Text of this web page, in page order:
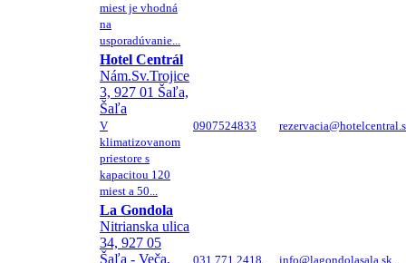
miest je vhodná
na
usporadúvanie...
Hotel Centrál
Nám.Sv.Trojice
3, 927 01 Šaľa,
Šaľa
V
klimatizovanom
priestore s
kapacitou 120
miest a 50...
0907524833
La Gondola
Nitrianska ulica
34, 927 05
Šaľa - Veča,
031 771 2418 info@lagondolasala.sk